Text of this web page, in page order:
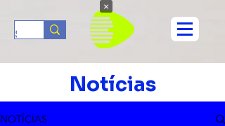
Notícias
NOTÍCIAS
×